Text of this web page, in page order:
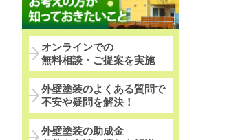
オンラインでの
無料相談・ご提案を実施
外壁塗装のよくある質問で
不安や疑問を解決！
外壁塗装の助成金